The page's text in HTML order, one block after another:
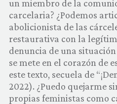
COMUNIDAD
QUIÉNES SOMOS
un miembro de la
carcelaria? ¿Podemos
abolicionista de las
restaurativa con la
denuncia de una
se mete en el corazón de
este texto, secuela de
2022). ¿Puedo quejarme
propias feministas como